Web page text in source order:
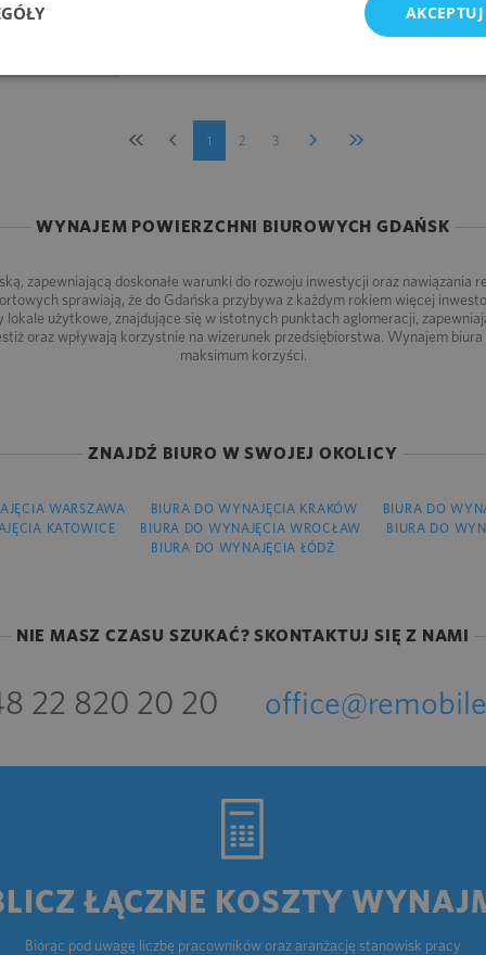
1 2 3
WYNAJEM POWIERZCHNI BIUROWYCH GDAŃSK
zapewniającą doskonałe warunki do rozwoju inwestycji oraz
sprawiają, że do Gdańska przybywa z każdym rokiem więcej
lokale użytkowe, znajdujące się w istotnych punktach aglomeracji,
oraz wpływają korzystnie na wizerunek przedsiębiorstwa. Wynajem
maksimum korzyści.
ZNAJDŹ BIURO W SWOJEJ OKOLICY
WARSZAWA BIURA DO WYNAJĘCIA KRAKÓW
BIURA DO
KATOWICE
BIURA DO WYNAJĘCIA WROCŁAW
BIURA DO
BIURA DO WYNAJĘCIA ŁÓDŹ
NIE MASZ CZASU SZUKAĆ? SKONTAKTUJ SIĘ Z NAMI
22 820 20 20
ŁĄCZNE KOSZTY
Biorąc pod uwagę liczbę pracowników oraz aranżację stanowisk pracy